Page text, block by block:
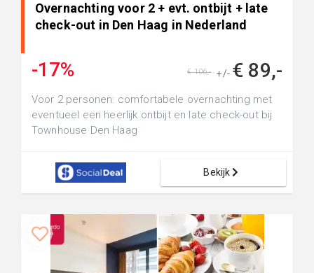
Overnachting voor 2 + evt. ontbijt + late
check-out in Den Haag in Nederland
-17% +/- € 89,-
€ 106,-
Voor 2 personen: comfortabele overnachting met
eventueel een heerlijk ontbijt en late check-out bij
Townhouse Den Haag
Bekijk